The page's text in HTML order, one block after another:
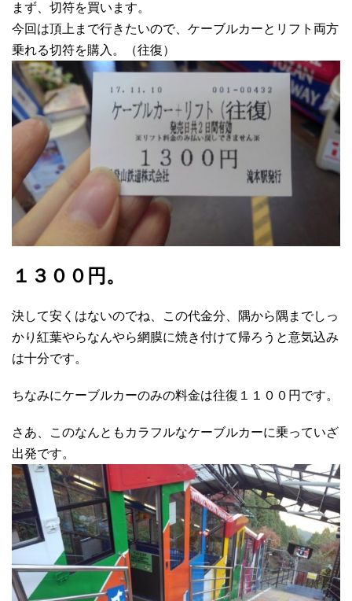
まず、切符を買います。
今回は頂上まで行きたいので、ケーブルカーとリフト両方
乗れる切符を購入。（往復）
１３００円。
決して安くはないのでね、この代金分、隅から隅までしっ
かり紅葉やらなんやら網膜に焼き付けて帰ろうと意気込み
は十分です。
ちなみにケーブルカーのみの料金は往復１１００円です。
さあ、このなんともカラフルなケーブルカーに乗っていざ
出発です。